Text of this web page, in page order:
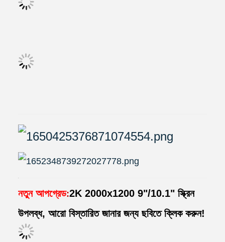
নতুন আপগ্রেড:2K 2000x1200 9"/10.1" স্ক্রিন
উপলব্ধ, আরো বিস্তারিত জানার জন্য ছবিতে ক্লিক করুন!